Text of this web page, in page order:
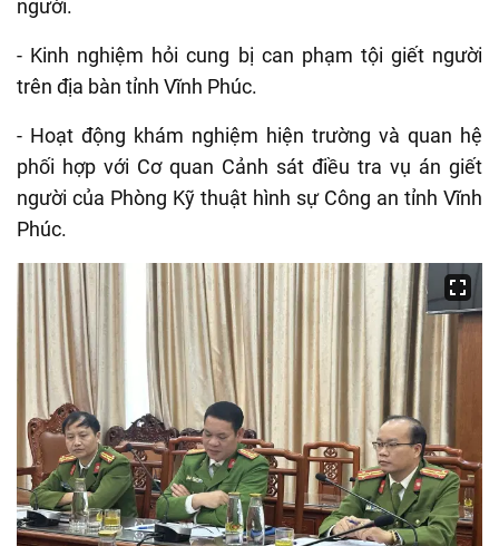
người.
- Kinh nghiệm hỏi cung bị can phạm tội giết người
trên địa bàn tỉnh Vĩnh Phúc.
- Hoạt động khám nghiệm hiện trường và quan hệ
phối hợp với Cơ quan Cảnh sát điều tra vụ án giết
người của Phòng Kỹ thuật hình sự Công an tỉnh Vĩnh
Phúc.